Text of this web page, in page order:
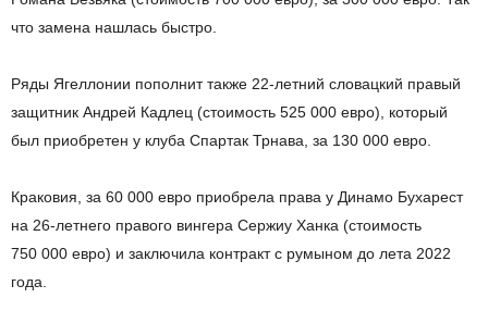
что замена нашлась быстро.
Ряды Ягеллонии пополнит также 22-летний словацкий правый
защитник Андрей Кадлец (стоимость 525 000 евро), который
был приобретен у клуба Спартак Трнава, за 130 000 евро.
Краковия, за 60 000 евро приобрела права у Динамо Бухарест
на 26-летнего правого вингера Сержиу Ханка (стоимость
750 000 евро) и заключила контракт с румыном до лета 2022
года.